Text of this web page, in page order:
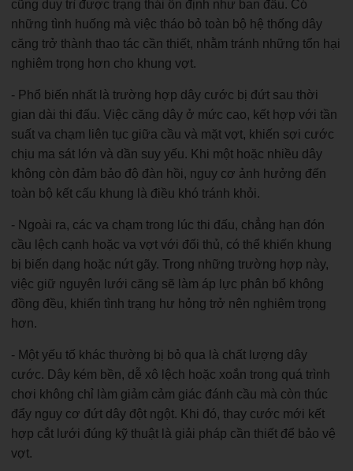
cũng duy trì được trạng thái ổn định như ban đầu. Có
những tình huống mà việc tháo bỏ toàn bộ hệ thống dây
căng trở thành thao tác cần thiết, nhằm tránh những tổn hại
nghiêm trọng hơn cho khung vợt.
- Phổ biến nhất là trường hợp dây cước bị đứt sau thời
gian dài thi đấu. Việc căng dây ở mức cao, kết hợp với tần
suất va chạm liên tục giữa cầu và mặt vợt, khiến sợi cước
chịu ma sát lớn và dần suy yếu. Khi một hoặc nhiều dây
không còn đảm bảo độ đàn hồi, nguy cơ ảnh hưởng đến
toàn bộ kết cấu khung là điều khó tránh khỏi.
- Ngoài ra, các va chạm trong lúc thi đấu, chẳng hạn đón
cầu lệch cạnh hoặc va vợt với đối thủ, có thể khiến khung
bị biến dạng hoặc nứt gãy. Trong những trường hợp này,
việc giữ nguyên lưới căng sẽ làm áp lực phân bổ không
đồng đều, khiến tình trạng hư hỏng trở nên nghiêm trọng
hơn.
- Một yếu tố khác thường bị bỏ qua là chất lượng dây
cước. Dây kém bền, dễ xô lệch hoặc xoắn trong quá trình
chơi không chỉ làm giảm cảm giác đánh cầu mà còn thúc
đẩy nguy cơ đứt dây đột ngột. Khi đó, thay cước mới kết
hợp cắt lưới đúng kỹ thuật là giải pháp cần thiết để bảo vệ
vợt.